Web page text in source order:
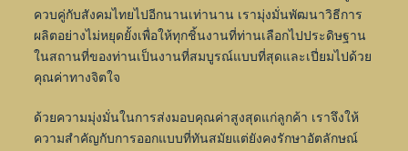
ควบคู่กับสังคมไทยไปอีกนานเท่านาน เรามุ่งมั่นพัฒนาวิธีการ
ผลิตอย่างไม่หยุดยั้งเพื่อให้ทุกชิ้นงานที่ท่านเลือกไปประดิษฐาน
ในสถานที่ของท่านเป็นงานที่สมบูรณ์แบบที่สุดและเปี่ยมไปด้วย
คุณค่าทางจิตใจ
ด้วยความมุ่งมั่นในการส่งมอบคุณค่าสูงสุดแก่ลูกค้า เราจึงให้
ความสำคัญกับการออกแบบที่ทันสมัยแต่ยังคงรักษาอัตลักษณ์